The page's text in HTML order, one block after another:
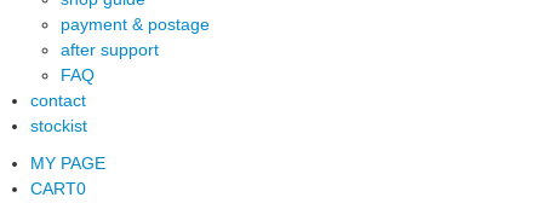
payment & postage
after support
FAQ
contact
stockist
MY PAGE
CART0